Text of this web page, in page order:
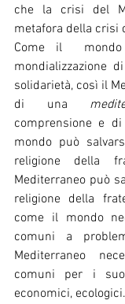
che la crisi del
metafora della crisi
Come il
mondializzazione
solidarietà, così il
di una
comprensione e
mondo può
religione della
Mediterraneo può
religione della
come il mondo
comuni a
Mediterraneo
comuni per i
economici, ecologici.